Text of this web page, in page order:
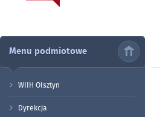
Menu podmiotowe
WIIH Olsztyn
Dyrekcja